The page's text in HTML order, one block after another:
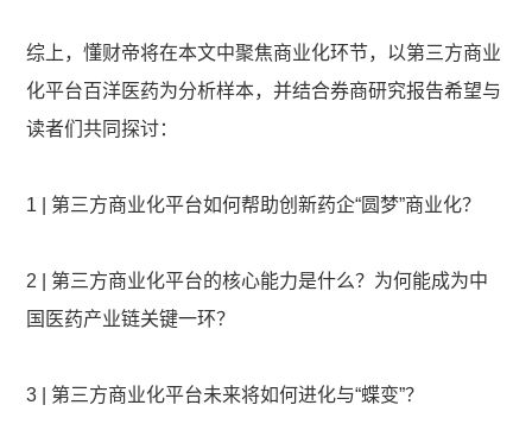
综上，懂财帝将在本文中聚焦商业化环节，以第三方商业
化平台百洋医药为分析样本，并结合券商研究报告希望与
读者们共同探讨：
1 | 第三方商业化平台如何帮助创新药企“圆梦”商业化？
2 | 第三方商业化平台的核心能力是什么？为何能成为中
国医药产业链关键一环？
3 | 第三方商业化平台未来将如何进化与“蝶变”？